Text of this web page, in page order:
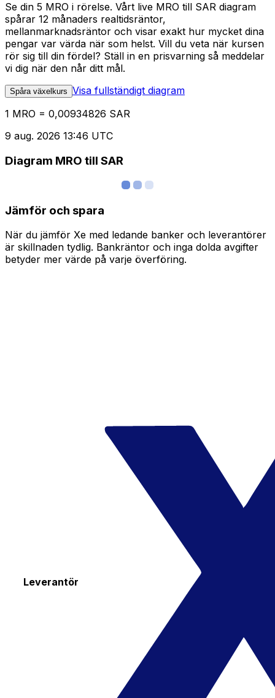
Se din 5 MRO i rörelse. Vårt live MRO till SAR diagram
spårar 12 månaders realtidsräntor,
mellanmarknadsräntor och visar exakt hur mycket dina
pengar var värda när som helst. Vill du veta när kursen
rör sig till din fördel? Ställ in en prisvarning så meddelar
vi dig när den når ditt mål.
Spåra växelkurs Visa fullständigt diagram
1 MRO = 0,00934826 SAR
9 aug. 2026 13:46 UTC
Diagram MRO till SAR
Jämför och spara
När du jämför Xe med ledande banker och leverantörer
är skillnaden tydlig. Bankräntor och inga dolda avgifter
betyder mer värde på varje överföring.
Leverantör